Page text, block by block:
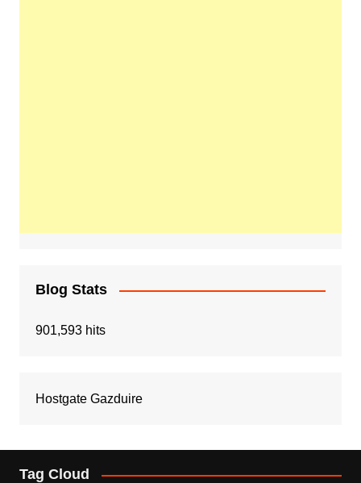
Blog Stats
901,593 hits
Hostgate Gazduire
Tag Cloud